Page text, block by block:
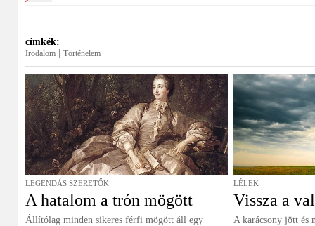
címkék:
Irodalom Történelem
LEGENDÁS SZERETŐK
A hatalom a trón mögött
Állítólag minden sikeres férfi mögött áll egy
LÉLEK
Vissza a
A karácsony jött és